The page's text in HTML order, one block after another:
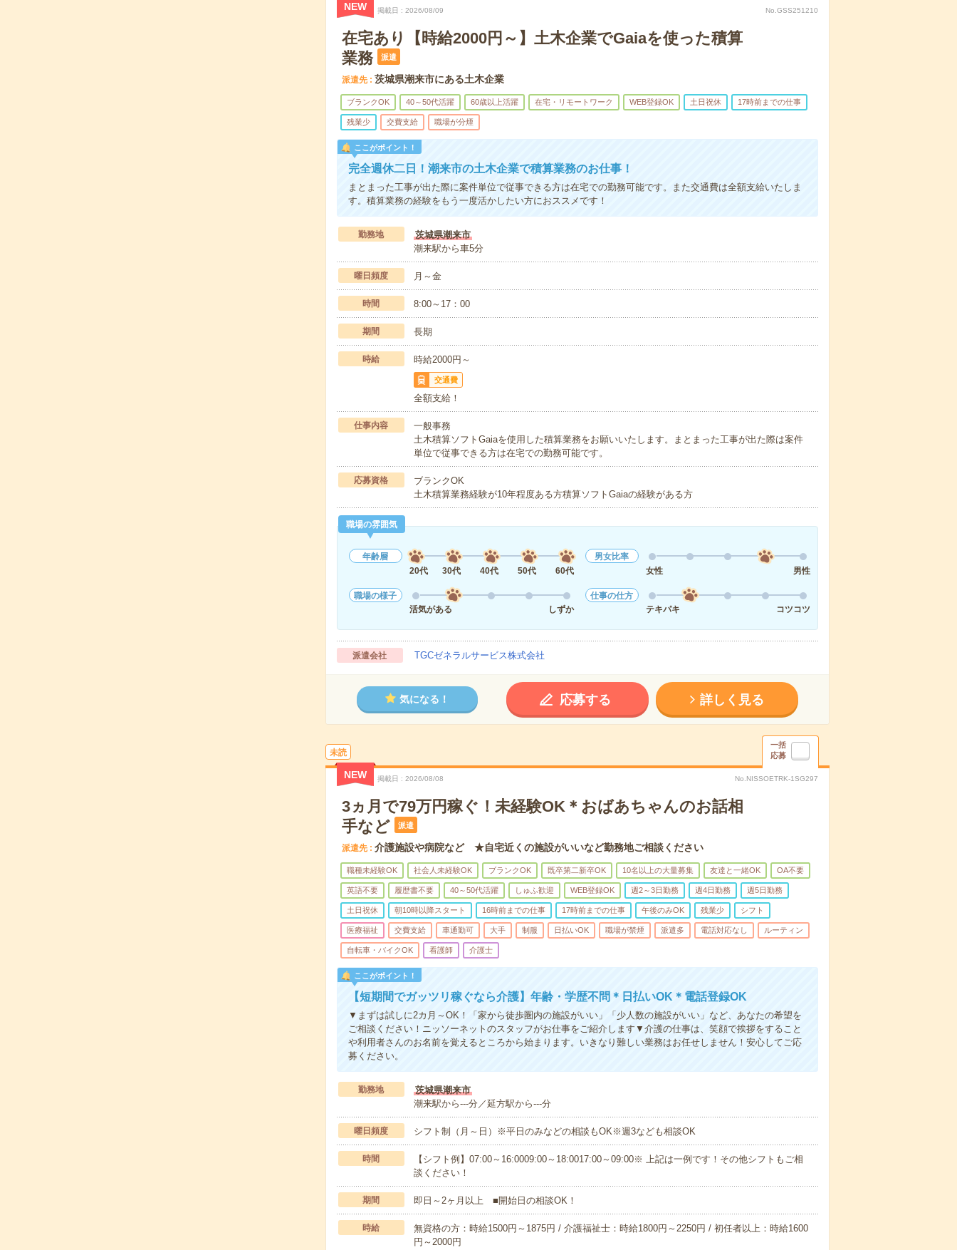
NEW 掲載日 2026/08/09 No.GSS251210
在宅あり【時給2000円～】土木企業でGaiaを使った積算
業務
派遣
派遣先 茨城県潮来市にある土木企業
ブランクOK 40～50代活躍 60歳以上活躍 在宅・リモートワーク WEB登録OK 土日祝休 17時前までの仕事
残業少 交費支給 職場が分煙
ここがポイント！
完全週休二日！潮来市の土木企業で積算業務のお仕事！
まとまった工事が出た際に案件単位で従事できる方は在宅での勤務可能です。また交通費は全額支給いたしま
す。積算業務の経験をもう一度活かしたい方におススメです！
勤務地
茨城県潮来市
潮来駅から車5分
曜日頻度 月～金
時間 8:00～17：00
期間 長期
時給 時給2000円～
交通費
全額支給！
仕事内容
一般事務
土木積算ソフトGaiaを使用した積算業務をお願いいたします。まとまった工事が出た際は案件
単位で従事できる方は在宅での勤務可能です。
応募資格
ブランクOK
土木積算業務経験が10年程度ある方積算ソフトGaiaの経験がある方
職場の雰囲気
年齢層
20代
30代 40代 50代 60代
男女比率
女性
男性
職場の様子
活気がある
しずか
仕事の仕方
テキパキ
コツコツ
派遣会社 TGCゼネラルサービス株式会社
気になる！ 応募する 詳しく見る
未読
一括
応募
NEW 掲載日 2026/08/08 No.NISSOETRK-1SG297
3ヵ月で79万円稼ぐ！未経験OK＊おばあちゃんのお話相
手など
派遣
派遣先 介護施設や病院など ★自宅近くの施設がいいなど勤務地ご相談ください
職種未経験OK 社会人未経験OK ブランクOK 既卒第二新卒OK 10名以上の大量募集 友達と一緒OK OA不要
英語不要 履歴書不要 40～50代活躍 しゅふ歓迎 WEB登録OK 週2～3日勤務 週4日勤務 週5日勤務
土日祝休 朝10時以降スタート 16時前までの仕事 17時前までの仕事 午後のみOK 残業少 シフト
医療福祉 交費支給 車通勤可 大手 制服 日払いOK 職場が禁煙 派遣多 電話対応なし ルーティン
自転車・バイクOK 看護師 介護士
ここがポイント！
【短期間でガッツリ稼ぐなら介護】年齢・学歴不問＊日払いOK＊電話登録OK
▼まずは試しに2カ月～OK！「家から徒歩圏内の施設がいい」「少人数の施設がいい」など、あなたの希望を
ご相談ください！ニッソーネットのスタッフがお仕事をご紹介します▼介護の仕事は、笑顔で挨拶をすること
や利用者さんのお名前を覚えるところから始まります。いきなり難しい業務はお任せしません！安心してご応
募ください。
勤務地
茨城県潮来市
潮来駅から---分／延方駅から---分
曜日頻度 シフト制（月～日）※平日のみなどの相談もOK※週3なども相談OK
時間
【シフト例】07:00～16:0009:00～18:0017:00～09:00※ 上記は一例です！その他シフトもご相
談ください！
期間 即日～2ヶ月以上 ■開始日の相談OK！
時給
無資格の方：時給1500円～1875円 / 介護福祉士：時給1800円～2250円 / 初任者以上：時給1600
円～2000円